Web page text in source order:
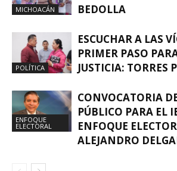
MICHOACÁN
BEDOLLA
POLÍTICA
ESCUCHAR A LAS
PRIMER PASO
JUSTICIA: TORRES
ENFOQUE
ELECTORAL
CONVOCATORIA
PÚBLICO PARA EL
ENFOQUE
ALEJANDRO